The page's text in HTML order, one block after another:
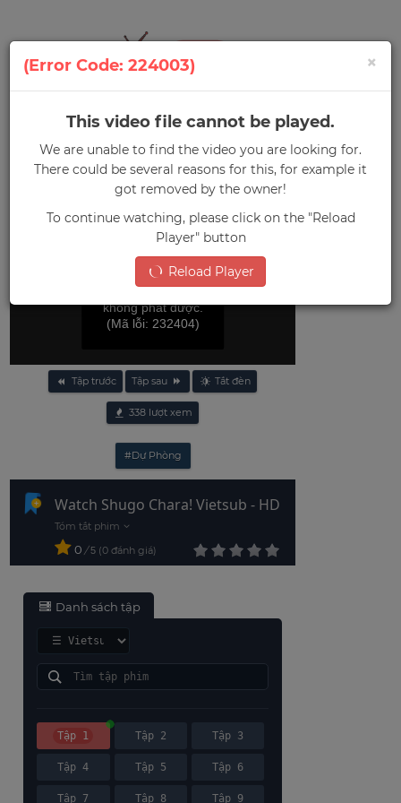
Menu
Shugo Chara!
File video này
không phát được.
(Mã lỗi: 232404)
Tập trước Tập sau Tắt đèn
338 lượt xem
#Dự Phòng
Watch Shugo Chara! Vietsub - HD
0 / 5 0 đánh giá
Danh sách tập
Tập 1 Tập 2 Tập 3
Tập 4 Tập 5 Tập 6
Tập 7 Tập 8 Tập 9
×
(Error Code: 224003)
This video file cannot be played.
We are unable to find the video you are looking for.
There could be several reasons for this, for example it
got removed by the owner!
To continue watching, please click on the "Reload
Player" button
Reload Player